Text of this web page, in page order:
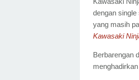
dengan
yang masih
Kawasaki
Berbarengan